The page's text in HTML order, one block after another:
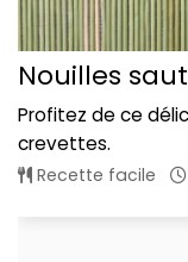
Nouilles
Profitez de ce
crevettes.
Recette facile